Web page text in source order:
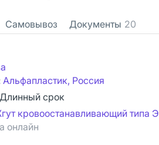
Самовывоз Документы 20
Альфапластик, Россия
Длинный срок
кровоостанавливающий типа
онлайн